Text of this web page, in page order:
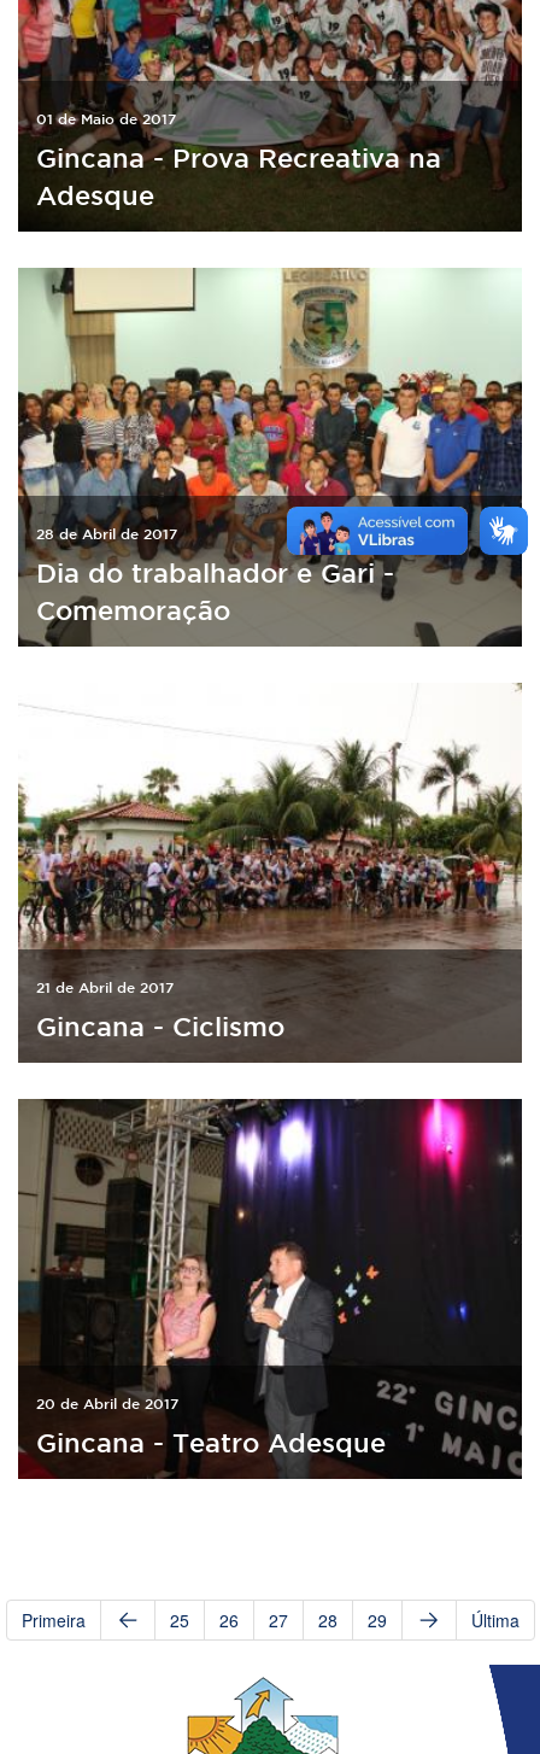
01 de Maio de 2017
Gincana - Prova Recreativa na
Adesque
28 de Abril de 2017
Dia do trabalhador e Gari -
Comemoração
21 de Abril de 2017
Gincana - Ciclismo
20 de Abril de 2017
Gincana - Teatro Adesque
Primeira 25 26 27 28 29 Última